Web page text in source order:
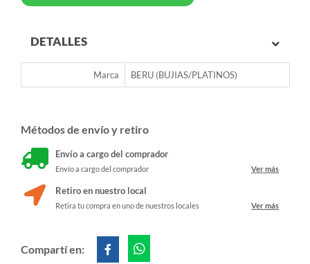
DETALLES
Marca BERU (BUJIAS/PLATINOS)
Métodos de envío y retiro
Envío a cargo del comprador
Envío a cargo del comprador Ver más
Retiro en nuestro local
Retira tu compra en uno de nuestros locales Ver más
Compartí en: